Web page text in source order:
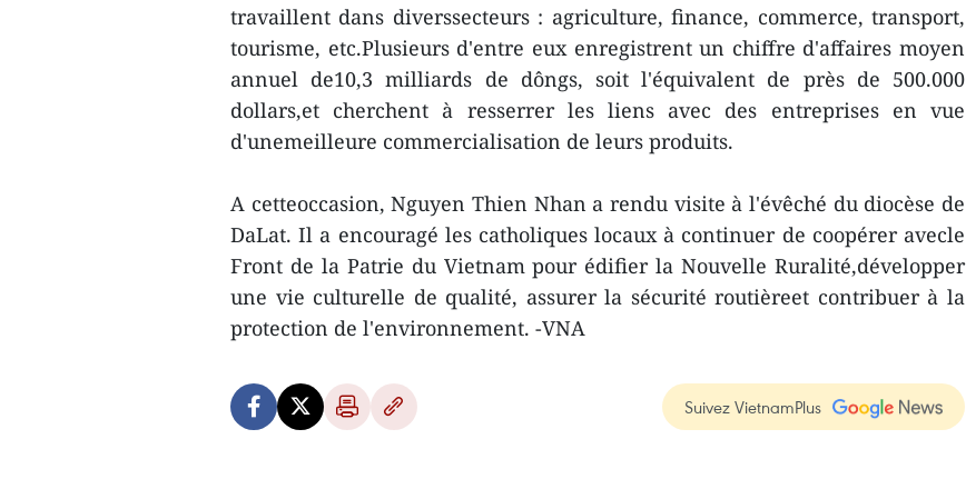
travaillent dans diverssecteurs : agriculture, finance, commerce, transport,
tourisme, etc.Plusieurs d'entre eux enregistrent un chiffre d'affaires moyen
annuel de10,3 milliards de dôngs, soit l'équivalent de près de 500.000
dollars,et cherchent à resserrer les liens avec des entreprises en vue
d'unemeilleure commercialisation de leurs produits.
A cetteoccasion, Nguyen Thien Nhan a rendu visite à l'évêché du diocèse de
DaLat. Il a encouragé les catholiques locaux à continuer de coopérer avecle
Front de la Patrie du Vietnam pour édifier la Nouvelle Ruralité,développer
une vie culturelle de qualité, assurer la sécurité routièreet contribuer à la
protection de l'environnement. -VNA
Suivez VietnamPlus